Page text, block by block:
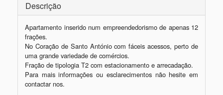
Descrição
Apartamento inserido num empreendedorismo de apenas 12
frações.
No Coração de Santo António com fáceis acessos, perto de
uma grande variedade de comércios.
Fração de tipologia T2 com estacionamento e arrecadação.
Para mais informações ou esclarecimentos não hesite em
contactar nos.